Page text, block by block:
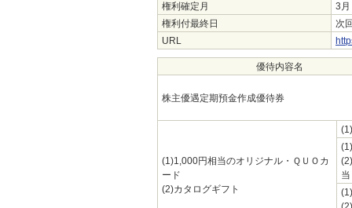
権利確定月
3月
権利付最終日
次
URL
優待内容名
株主優遇定期預金作成優待券
(1)1,000円相当のオリジナル・ＱＵＯカ
ード
(2)カタログギフト
(1)
当